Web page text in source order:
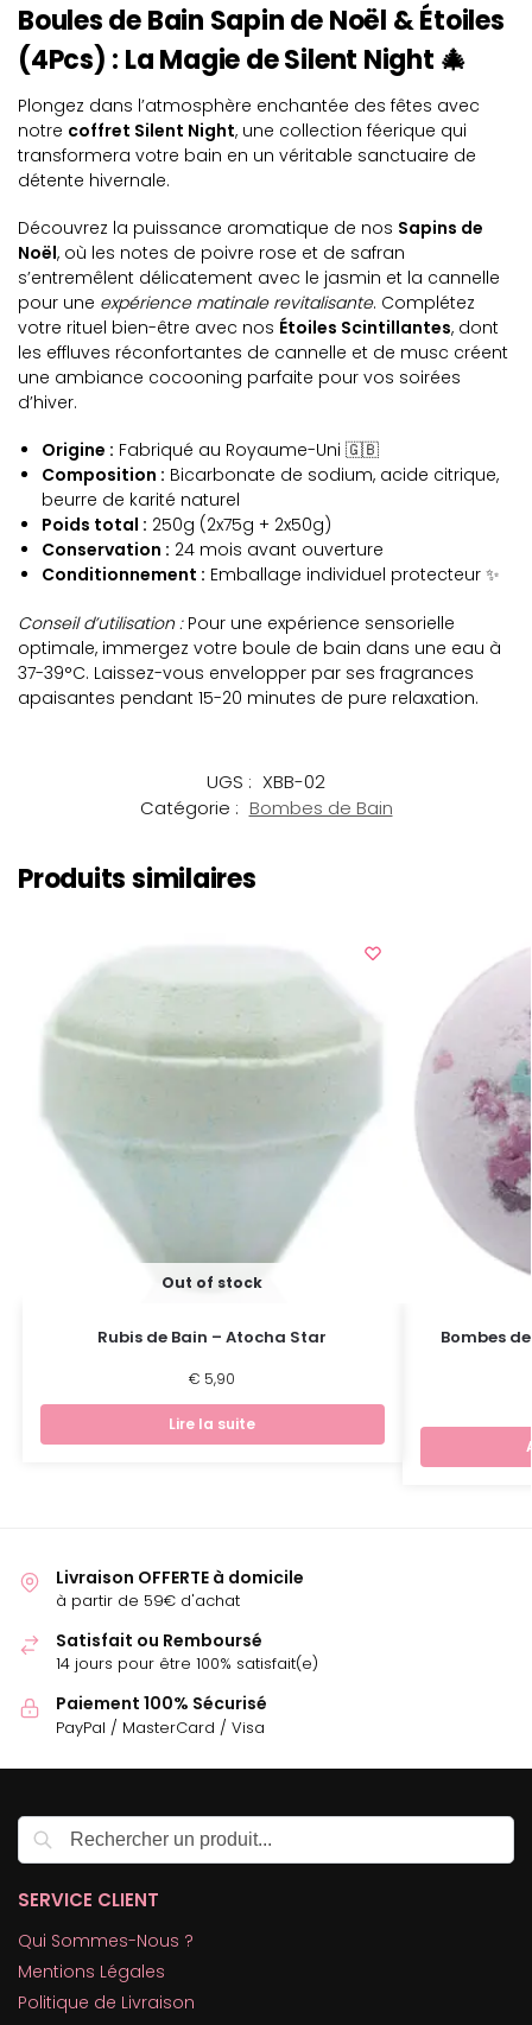
Boules de Bain Sapin de Noël & Étoiles
(4Pcs) : La Magie de Silent Night 🎄
Plongez dans l’atmosphère enchantée des fêtes avec
notre coffret Silent Night, une collection féerique qui
transformera votre bain en un véritable sanctuaire de
détente hivernale.
Découvrez la puissance aromatique de nos Sapins de
Noël, où les notes de poivre rose et de safran
s’entremêlent délicatement avec le jasmin et la cannelle
pour une expérience matinale revitalisante. Complétez
votre rituel bien-être avec nos Étoiles Scintillantes, dont
les effluves réconfortantes de cannelle et de musc créent
une ambiance cocooning parfaite pour vos soirées
d’hiver.
Origine : Fabriqué au Royaume-Uni 🇬🇧
Composition : Bicarbonate de sodium, acide citrique,
beurre de karité naturel
Poids total : 250g (2x75g + 2x50g)
Conservation : 24 mois avant ouverture
Conditionnement : Emballage individuel protecteur ✨
Conseil d’utilisation :Pour une expérience sensorielle
optimale, immergez votre boule de bain dans une eau à
37-39°C. Laissez-vous envelopper par ses fragrances
apaisantes pendant 15-20 minutes de pure relaxation.
UGS : XBB-02
Catégorie : Bombes de Bain
Produits similaires
Out of stock
Rubis de Bain – Atocha Star
€ 5,90
Lire la suite
Bombes
Livraison OFFERTE à domicile
à partir de 59€ d'achat
Satisfait ou Remboursé
14 jours pour être 100% satisfait(e)
Paiement 100% Sécurisé
PayPal / MasterCard / Visa
SERVICE CLIENT
Qui Sommes-Nous ?
Mentions Légales
Politique de Livraison